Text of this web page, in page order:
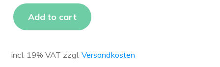
Add to cart
incl. 19% VAT zzgl. Versandkosten